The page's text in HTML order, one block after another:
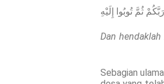
ثُمَّ تُوبُوا إِلَيْهِ
Dan
Sebagian